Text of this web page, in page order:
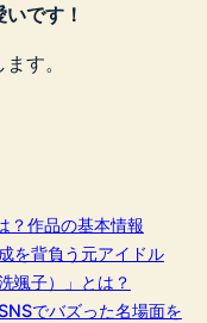
です！
す。
？作品の基本情報
を背負う元アイドル
颯子）」とは？
でバズった名場面を